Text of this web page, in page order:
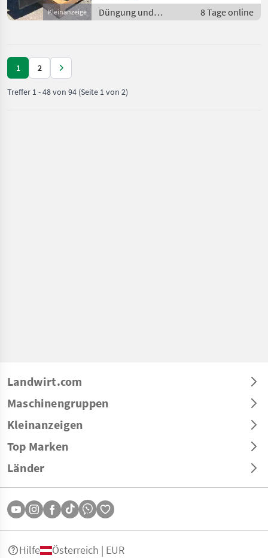
Kleinanzeige
Wiegung, Füllmenge 1.
Düngung und
Beregnung /
8 Tage online
1 2
Treffer 1-48von 94 (Seite 1 von 2)
Landwirt.com
Maschinengruppen
Kleinanzeigen
Top Marken
Länder
Hilfe Österreich | EUR